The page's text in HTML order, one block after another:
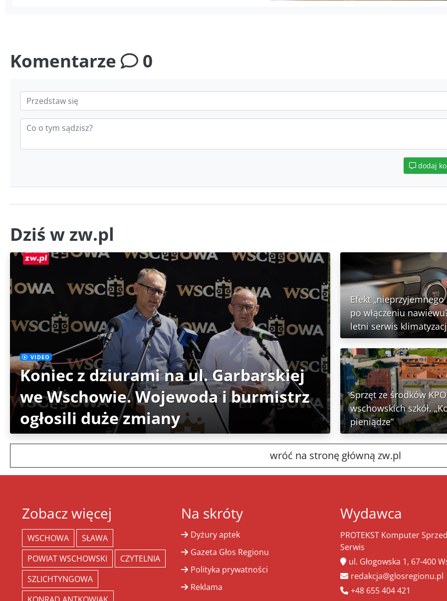
Komentarze 0
dodaj
Dziś w zw.pl
VIDEO
Koniec z dziurami na ul. Garbarskiej
we Wschowie. Wojewoda i burmistrz
ogłosili duże zmiany
Efekt „nieprzyjemnego
po włączeniu
letni serwis
Sprzęt ze środków
wschowskich szkół.
pieniądze”
wróć na stronę główną zw.pl
Zobacz więcej
WSCHOWA
SŁAWA
POWIAT WSCHOWSKI
CZYTELNIA
SZLICHTYNGOWA
Na skróty
Dyżury aptek
Gazeta Głos Regionu
Polityka prywatności
Reklama
Wydawca
PROTEKST Komputer
Serwis
ul. Głogowska 1, 67-400
redakcja@glosregionu.pl
+48 655 404 421